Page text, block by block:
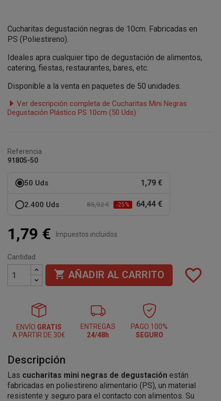
Cucharitas degustación negras de 10cm. Fabricadas en
PS (Poliestireno).
Ideales apra cualquier tipo de degustación de alimentos,
catering, fiestas, restaurantes, bares, etc.
Disponible a la venta en paquetes de 50 unidades.
Ver descripción completa de Cucharitas Mini Negras
Degustación Plástico PS 10cm (50 Uds)
Referencia
91805-50
50 Uds 1,79 €
2.400 Uds 85,92 € -25% 64,44 €
1,79 € Impuestos incluidos
Cantidad
 AÑADIR AL CARRITO favorite_border
ENVÍO GRATIS
A PARTIR DE 30€
ENTREGAS
24/48h
PAGO 100%
SEGURO
Descripción
Las cucharitas mini negras de degustación están
fabricadas en poliestireno alimentario (PS), un material
resistente y seguro para el contacto con alimentos. Su